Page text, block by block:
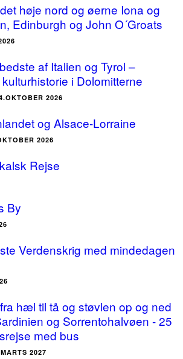
høje nord og øerne Iona og
Edinburgh og John O´Groats
af Italien og Tyrol –
i Dolomitterne
2026
og Alsace-Lorraine
2026
Rejse
By
Verdenskrig med mindedagen
hæl til tå og støvlen op og ned
og Sorrentohalvøen - 25
med bus
2027